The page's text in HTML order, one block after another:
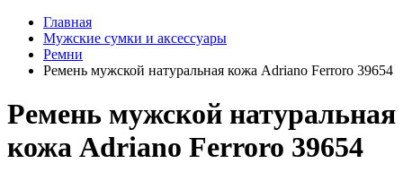
Главная
Мужские сумки и аксессуары
Ремни
Ремень мужской натуральная кожа Adriano Ferroro 39654
Ремень мужской натуральная
кожа Adriano Ferroro 39654